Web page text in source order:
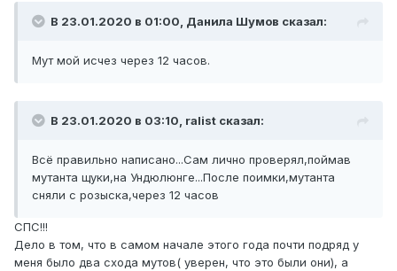
В 23.01.2020 в 01:00, Данила Шумов сказал:
Мут мой исчез через 12 часов.
В 23.01.2020 в 03:10, ralist сказал:
Всё правильно написано...Сам лично проверял,поймав
мутанта щуки,на Ундюлюнге...После поимки,мутанта
сняли с розыска,через 12 часов
СПС!!!
Дело в том, что в самом начале этого года почти подряд у
меня было два схода мутов( уверен, что это были они), а